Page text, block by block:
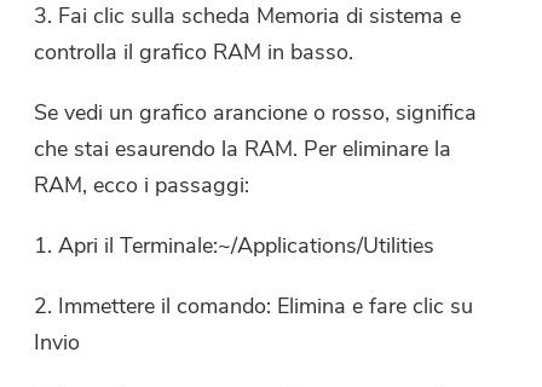
3. Fai clic sulla scheda Memoria di sistema e
controlla il grafico RAM in basso.
Se vedi un grafico arancione o rosso, significa
che stai esaurendo la RAM. Per eliminare la
RAM, ecco i passaggi:
1. Apri il Terminale:~/Applications/Utilities
2. Immettere il comando: Elimina e fare clic su
Invio